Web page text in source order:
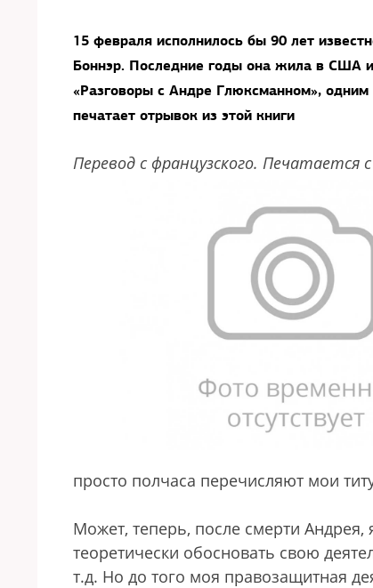
15 февраля исполнилось бы 90 лет
Боннэр. Последние годы она жила в США
«Разговоры с Андре Глюксманном»,
печатает отрывок из этой книги
Перевод с французского. Печатается
просто полчаса перечисляют мои
Может, теперь, после смерти
теоретически обосновать свою
т.д. Но до того моя правозащитная